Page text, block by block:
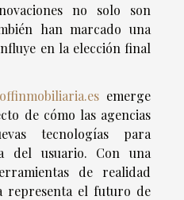
no solo son
han marcado una
en la elección final
emerge
de cómo las agencias
tecnologías para
del usuario. Con una
de realidad
representa el futuro de